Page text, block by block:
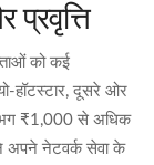
प्रवृत्ति
को कई
दूसरे ओर
₹1,000 से अधिक
अपने नेटवर्क सेवा के